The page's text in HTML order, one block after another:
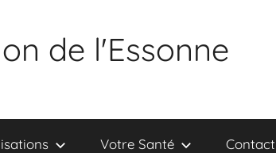
de l'Essonne
Votre Santé Contact